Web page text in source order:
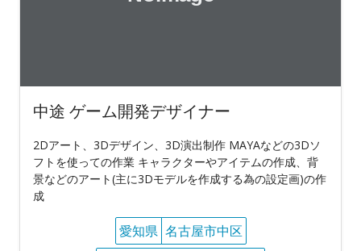
中途 ゲーム開発デザイナー
2Dアート、3Dデザイン、3D演出制作 MAYAなどの3Dソ
フトを使っての作業 キャラクターやアイテムの作成、背
景などのアート(主に3Dモデルを作成する為の設定画)の作
成
愛知県 名古屋市中区